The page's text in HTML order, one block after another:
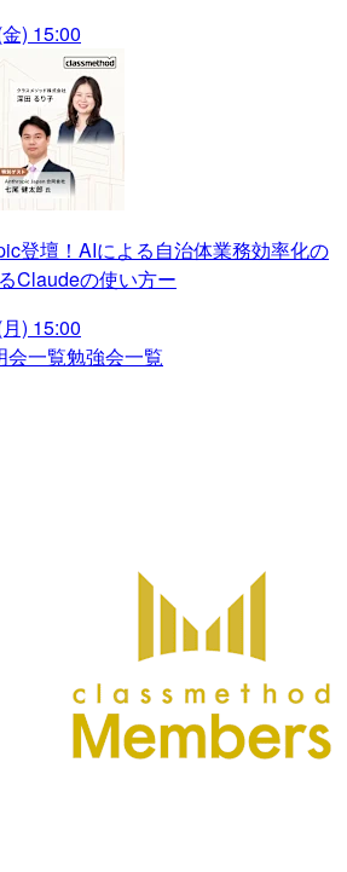
) 15:00
登壇！AIによる自治体業務効率化の
Claudeの使い方ー
) 15:00
会一覧勉強会一覧